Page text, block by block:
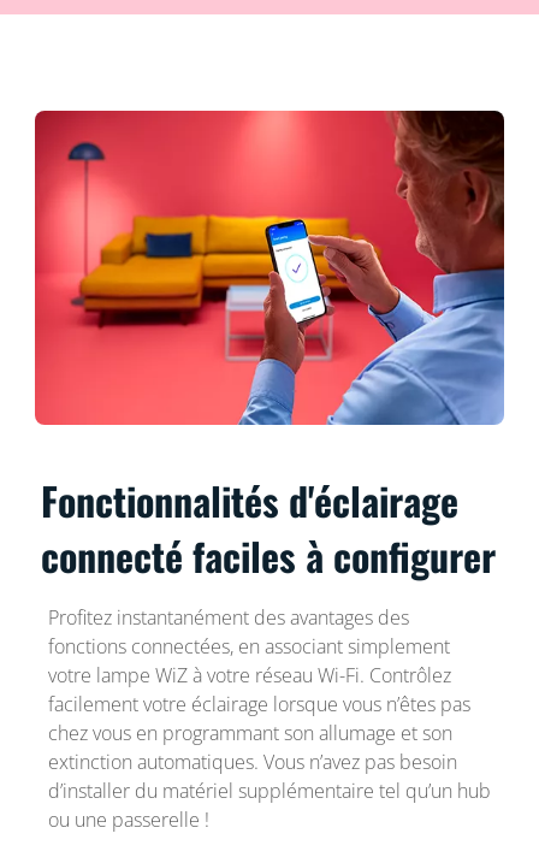
Fonctionnalités d'éclairage
connecté faciles à configurer
Profitez instantanément des avantages des
fonctions connectées, en associant simplement
votre lampe WiZ à votre réseau Wi-Fi. Contrôlez
facilement votre éclairage lorsque vous n’êtes pas
chez vous en programmant son allumage et son
extinction automatiques. Vous n’avez pas besoin
d’installer du matériel supplémentaire tel qu’un hub
ou une passerelle !